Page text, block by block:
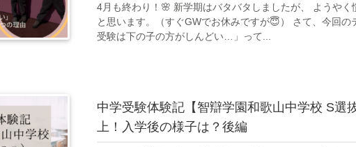
4月も終わり！🌸 新学期はバタバタしましたが、 ようやく
と思います。（すぐGWでお休みですが😇） さて、今回の
受験は下の子の方がしんどい…」って...
中学受験体験記【智辯学園和歌山中学校 S選
上！入学後の様子は？後編